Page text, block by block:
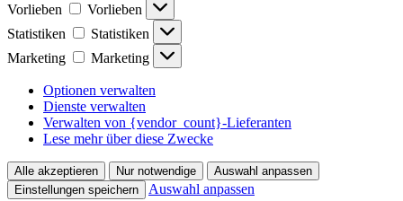
Vorlieben
Vorlieben
Statistiken
Statistiken
Marketing
Marketing
Optionen verwalten
Dienste verwalten
Verwalten von {vendor_count}-Lieferanten
Lese mehr über diese Zwecke
Alle akzeptieren Nur notwendige
Auswahl anpassen
Einstellungen speichern
Auswahl anpassen